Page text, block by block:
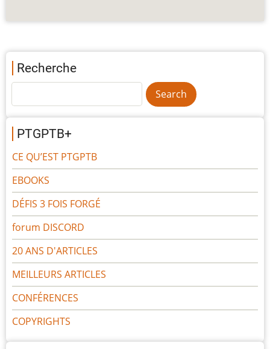
Recherche
PTGPTB+
CE QU’EST PTGPTB
EBOOKS
DÉFIS 3 FOIS FORGÉ
forum DISCORD
20 ANS D'ARTICLES
MEILLEURS ARTICLES
CONFÉRENCES
COPYRIGHTS